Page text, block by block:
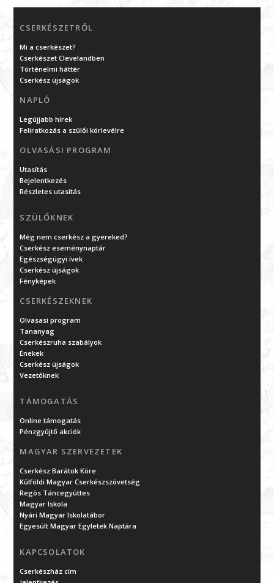
CSERKÉSZETRŐL
Mi a cserkészet?
Cserkészet Clevelandben
Történelmi háttér
Cserkész újságok
NAPLÓ
Legújjabb hírek
Feliratkozás a szülői körlevélre
OLVASÁSI PROGRAM
Utasítás
Bejelentkezés
Részletes utasítás
SZÜLŐKNEK
Még nem cserkész a gyereked?
Cserkész eseménynaptár
Egészségügyi ívek
Cserkész újságok
Fényképek
CSERKÉSZEKNEK
Olvasasi program
Tananyag
Cserkészruha szabályok
Énekek
Cserkész újságok
Vezetőknek
TÁMOGATÁS
Online támogatás
Pénzgyűjtő akciók
MAGYAR SZERVEZETEK
Cserkész Barátok Köre
Külföldi Magyar Cserkészszövetség
Regös Táncegyüttes
Magyar Iskola
Nyári Magyar Iskolatábor
Egyesült Magyar Egyletek Naptára
KAPCSOLATOK
Cserkészház cím